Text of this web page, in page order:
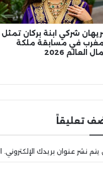
شركي ابنة بركان تمثل
في مسابقة ملكة
العالم 2026
تعليقاً
يتم نشر عنوان بريدك الإلكتروني.